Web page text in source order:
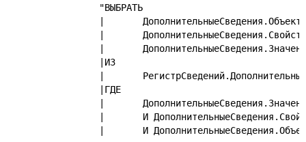
"ВЫБРАТЬ
|
|
|
|ИЗ
|
|ГДЕ
|
|	И
|	И